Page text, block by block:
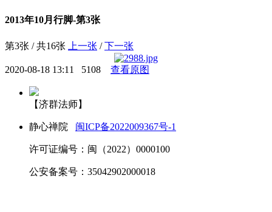
2013年10月行脚-第3张
第3张 / 共16张 上一张 /下一张
2020-08-18 13:11 5108 查看原图
【济群法师】
静心禅院 闽ICP备2022009367号-1
许可证编号：闽（2022）0000100
公安备案号：35042902000018